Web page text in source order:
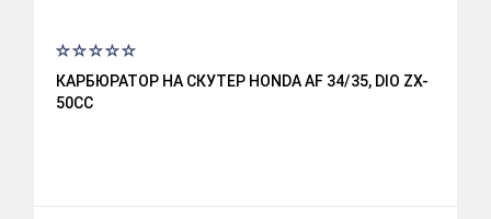
КАРБЮРАТОР НА СКУТЕР HONDA AF 34/35, DIO ZX-
50CC